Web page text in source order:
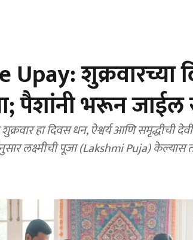
शुक्रवारच्या
पैशांनी भरून जाईल
हा दिवस धन, ऐश्वर्य आणि समृद्धीची
लक्ष्मीची पूजा (Lakshmi Puja) केल्यास